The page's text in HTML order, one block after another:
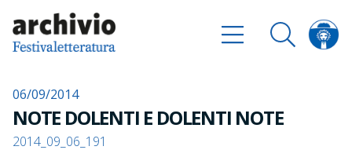
06/09/2014
NOTE DOLENTI E DOLENTI NOTE
2014_09_06_191